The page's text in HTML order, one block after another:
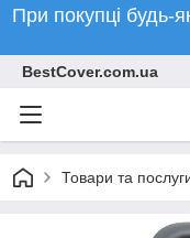
При покупці будь-
BestCover.com.ua
Товари та